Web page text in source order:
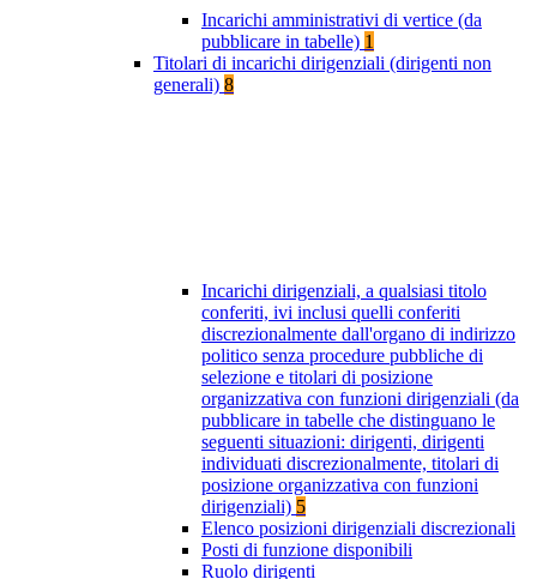
Incarichi amministrativi di vertice (da
pubblicare in tabelle) 1
Titolari di incarichi dirigenziali (dirigenti non
generali) 8
Incarichi dirigenziali, a qualsiasi titolo
conferiti, ivi inclusi quelli conferiti
discrezionalmente dall'organo di indirizzo
politico senza procedure pubbliche di
selezione e titolari di posizione
organizzativa con funzioni dirigenziali (da
pubblicare in tabelle che distinguano le
seguenti situazioni: dirigenti, dirigenti
individuati discrezionalmente, titolari di
posizione organizzativa con funzioni
dirigenziali) 5
Elenco posizioni dirigenziali discrezionali
Posti di funzione disponibili
Ruolo dirigenti